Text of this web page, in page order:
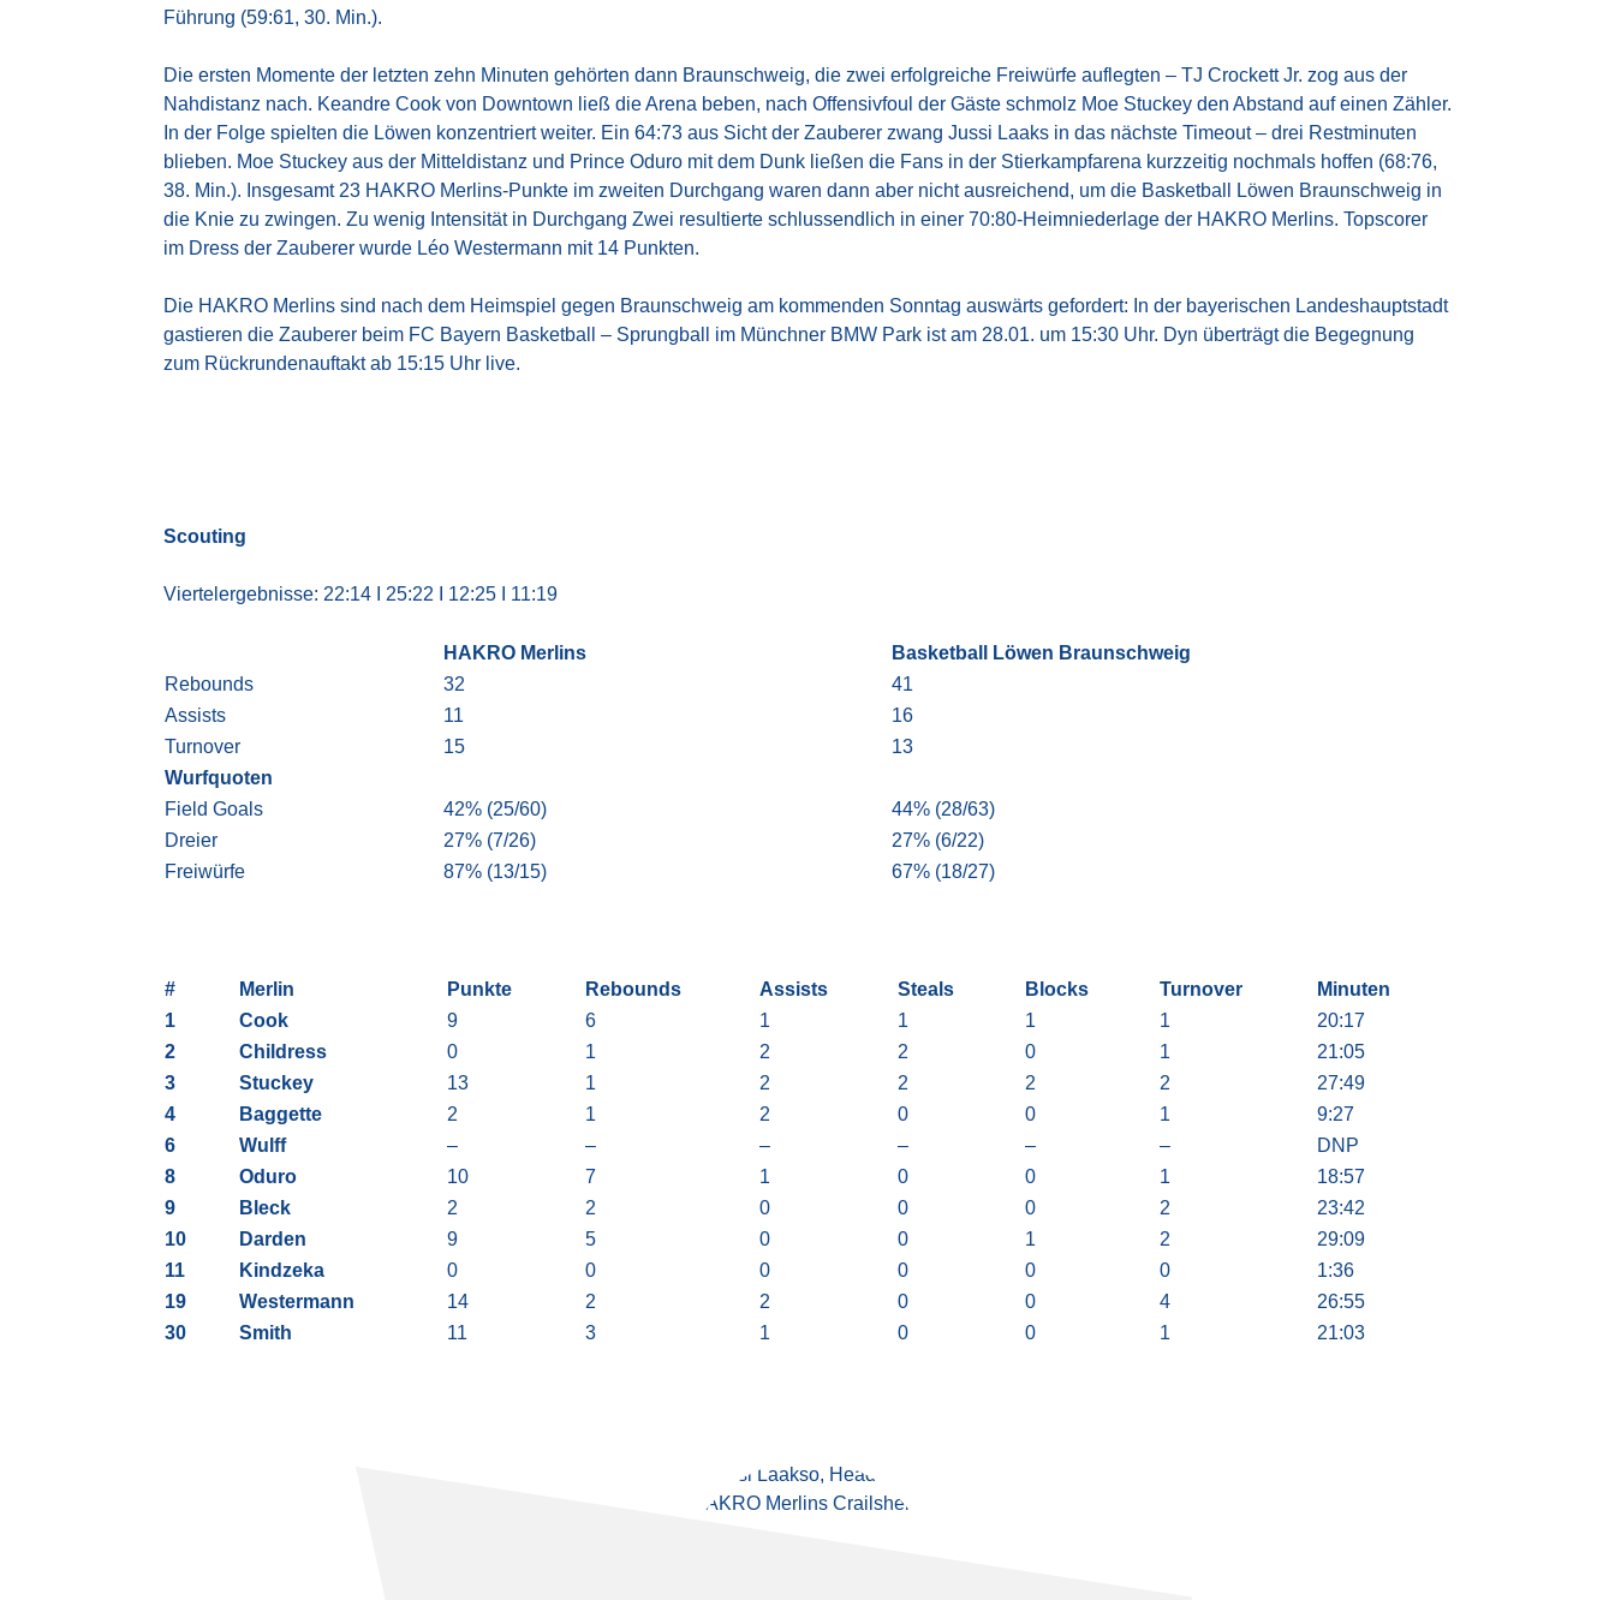
Führung (59:61, 30. Min.).
Die ersten Momente der letzten zehn Minuten gehörten dann Braunschweig, die zwei erfolgreiche Freiwürfe auflegten – TJ Crockett Jr. zog aus der
Nahdistanz nach. Keandre Cook von Downtown ließ die Arena beben, nach Offensivfoul der Gäste schmolz Moe Stuckey den Abstand auf einen Zähler.
In der Folge spielten die Löwen konzentriert weiter. Ein 64:73 aus Sicht der Zauberer zwang Jussi Laaks in das nächste Timeout – drei Restminuten
blieben. Moe Stuckey aus der Mitteldistanz und Prince Oduro mit dem Dunk ließen die Fans in der Stierkampfarena kurzzeitig nochmals hoffen (68:76,
38. Min.). Insgesamt 23 HAKRO Merlins-Punkte im zweiten Durchgang waren dann aber nicht ausreichend, um die Basketball Löwen Braunschweig in
die Knie zu zwingen. Zu wenig Intensität in Durchgang Zwei resultierte schlussendlich in einer 70:80-Heimniederlage der HAKRO Merlins. Topscorer
im Dress der Zauberer wurde Léo Westermann mit 14 Punkten.
Die HAKRO Merlins sind nach dem Heimspiel gegen Braunschweig am kommenden Sonntag auswärts gefordert: In der bayerischen Landeshauptstadt
gastieren die Zauberer beim FC Bayern Basketball – Sprungball im Münchner BMW Park ist am 28.01. um 15:30 Uhr. Dyn überträgt die Begegnung
zum Rückrundenauftakt ab 15:15 Uhr live.
Scouting
Viertelergebnisse: 22:14 I 25:22 I 12:25 I 11:19
HAKRO Merlins
Basketball Löwen Braunschweig
Rebounds
32
41
Assists
11
16
Turnover
15
13
Wurfquoten
Field Goals
42% (25/60)
44% (28/63)
Dreier
27% (7/26)
27% (6/22)
Freiwürfe
87% (13/15) 67% (18/27)
# Merlin Punkte Rebounds Assists Steals Blocks Turnover
Minuten
1
Cook 9 6 1 1 1 1
20:17
2
Childress 0 1 2 2 0 1
21:05
3
Stuckey 13 1 2 2 2 2
27:49
4
Baggette 2 1 2 0 0 1
9:27
6
Wulff – – – – – –
DNP
8
Oduro 10 7 1 0 0 1
18:57
9
Bleck 2 2 0 0 0 2
23:42
10
Darden 9 5 0 0 1 2
29:09
11
Kindzeka 0 0 0 0 0 0
1:36
19
Westermann 14 2 2 0 0 4
26:55
30
Smith 11 3 1 0 0 1 21:03